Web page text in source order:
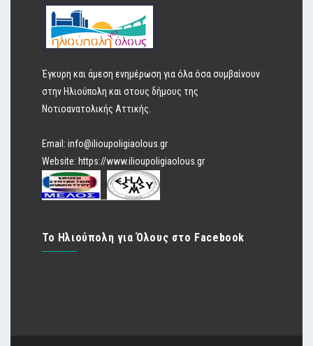
Έγκυρη και άμεση ενημέρωση για όλα όσα συμβαίνουν
στην Ηλιούπολη και στους δήμους της
Νοτιοανατολικής Αττικής.
Email: info@ilioupoligiaolous.gr
Website: https://www.ilioupoligiaolous.gr
Το Ηλιούπολη για Όλους στο Facebook